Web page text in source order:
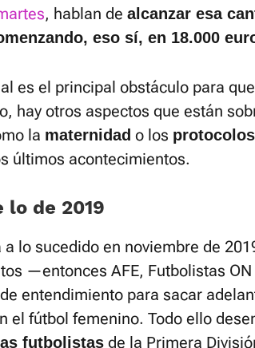
, hablan de alcanzar esa
eso sí, en 18.000
es el principal obstáculo para
hay otros aspectos que están
la maternidad o los
últimos acontecimientos.
lo de 2019
lo sucedido en noviembre de
—entonces AFE, Futbolistas
entendimiento para sacar
el fútbol femenino. Todo ello
futbolistas de la Primera